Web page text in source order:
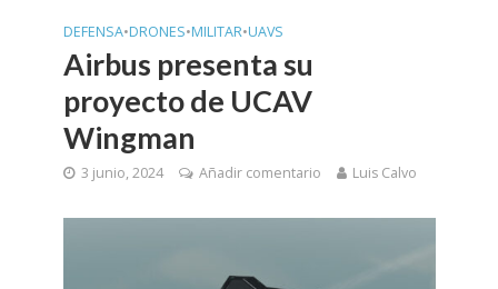
DEFENSA•DRONES•MILITAR•UAVS
Airbus presenta su
proyecto de UCAV
Wingman
3 junio, 2024 Añadir comentario Luis Calvo